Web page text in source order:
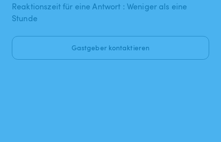
Reaktionszeit für eine Antwort : Weniger als eine
Stunde
Gastgeber kontaktieren